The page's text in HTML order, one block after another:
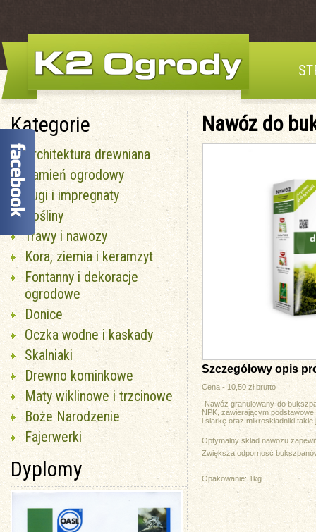
Kategorie
Architektura drewniana
Kamień ogrodowy
Fugi i impregnaty
Rośliny
Trawy i nawozy
Kora, ziemia i keramzyt
Fontanny i dekoracje
ogrodowe
Donice
Oczka wodne i kaskady
Skalniaki
Drewno kominkowe
Maty wiklinowe i trzcinowe
Boże Narodzenie
Fajerwerki
Dyplomy
Nawóz do
Szczegółowy opis
Cena - 10,50 zł brutto
Nawóz granulowany do
NPK, zawierającym
i siarkę oraz mikroskładniki
Optymalny skład nawozu
Zwiększa odporność
Opakowanie: 1kg